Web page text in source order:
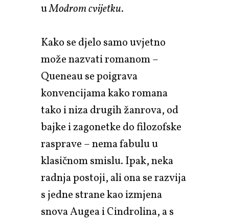
uModrom cvijetku.
Kako se djelo samo uvjetno
može nazvati romanom –
Queneau se poigrava
konvencijama kako romana
tako i niza drugih žanrova, od
bajke i zagonetke do filozofske
rasprave – nema fabulu u
klasičnom smislu. Ipak, neka
radnja postoji, ali ona se razvija
s jedne strane kao izmjena
snova Augea i Cindrolina, a s